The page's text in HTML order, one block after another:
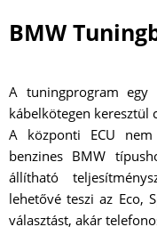
BMW
A tuningprogram
kábelkötegen keresztül
A központi ECU
benzines BMW
állítható
lehetővé teszi az Eco,
választást, akár